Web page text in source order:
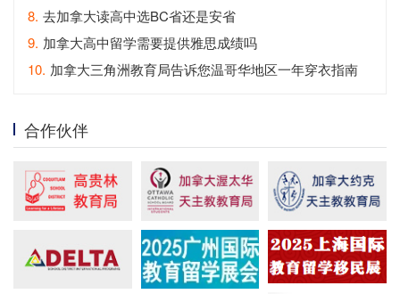
8. 去加拿大读高中选BC省还是安省
9. 加拿大高中留学需要提供雅思成绩吗
10. 加拿大三角洲教育局告诉您温哥华地区一年穿衣指南
合作伙伴